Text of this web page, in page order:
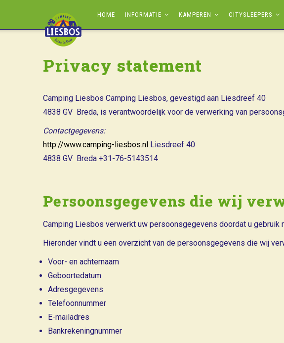
MAIN
HOME INFORMATIE KAMPEREN CITYSLEEPERS
Privacy statement
Camping Liesbos Camping Liesbos, gevestigd aan Liesdreef 40
4838 GV Breda, is verantwoordelijk voor de verwerking van
Contactgegevens:
http://www.camping-liesbos.nl Liesdreef 40
4838 GV Breda +31-76-5143514
Persoonsgegevens die wij
Camping Liesbos verwerkt uw persoonsgegevens doordat u
Hieronder vindt u een overzicht van de persoonsgegevens die wij
Voor- en achternaam
Geboortedatum
Adresgegevens
Telefoonnummer
E-mailadres
Bankrekeningnummer